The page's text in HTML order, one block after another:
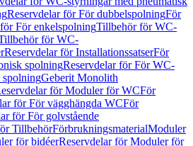
Reservdelar för För dubbelspolningFör
För enkelspolningTillbehör för WC-
för WC-
Reservdelar för InstallationssatserFör
spolningReservdelar för För WC-
spolningGeberit Monolith
för Moduler för WCFör
för För vägghängda WCFör
för För golvstående
TillbehörFörbrukningsmaterialModuler
för bidéerReservdelar för Moduler för